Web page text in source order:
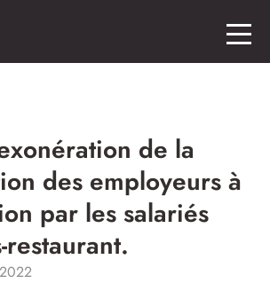
de la
des employeurs à
par les salariés